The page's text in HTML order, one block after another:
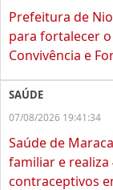
Prefeitura de
para fortalecer
Convivência e
SAÚDE
07/08/2026 19:41:34
Saúde de
familiar e
contraceptivos